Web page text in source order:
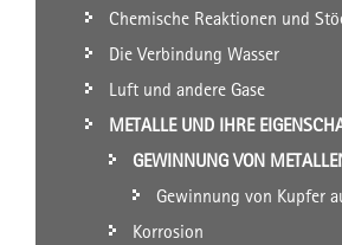
Chemische Reaktionen und
Die Verbindung Wasser
Luft und andere Gase
METALLE UND IHRE
GEWINNUNG VON
Gewinnung von Kupfer
Korrosion